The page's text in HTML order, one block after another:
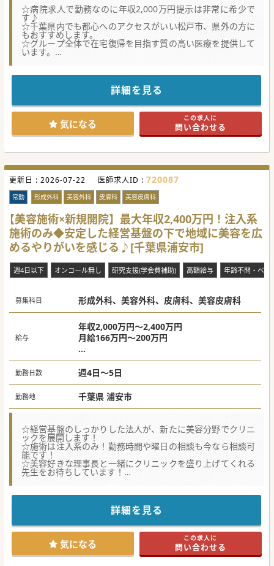
☆病院求人で勤務なのに年収2,000万円提示は非常に希少で
す♪
☆千葉県内でも都心へのアクセスがいい松戸市、県外の方に
もおすすめします。
☆グループ全体で在宅復帰を目指す質の高い医療を提供して
います。
地域の患者様から愛される有床クリニックです。
グループ内では老健施設も運営しております。
安定経営の元で、さらなる収入アップを目指しませんか。
#春入職可 #秋入職可
詳細を見る
気になる この求人に
問い合わせる
更新日 : 2026-07-22 医師求人ID : 720087
常勤 形成外科 美容外科 皮膚科 美容皮膚科
【美容施術×新規開院】最大年収2,400万円！注入系
施術のみ◆安定した経営基盤の下で地域に美容を広
めるやりがいを感じる♪[千葉県浦安市]
週4日以下 オンコール無し 研究支援(学会費補助) 高額給与 年齢不問・ベテ
募集科目 形成外科、美容外科、皮膚科、美容皮膚科
給与
年収2,000万円～2,400万円
月給166万円～200万円
☆週4日2,000万円～
☆週5日：～2,400万円
※管理医師手当込み
勤務日数 週4日～5日
勤務地 千葉県 浦安市
☆経営基盤のしっかりした法人が、新たに美容分野でクリニ
ックを展開します！
☆施術は注入系のみ！勤務時間や曜日の相談も今なら相談可
能です！
☆美容好きな理事長と一緒にクリニックを盛り上げてくれる
先生をお待ちしています！
■約30年にわたり地域医療を支えてきた信頼の厚い医療法人
が母体であり強固な経営基盤が確立されております。
■過剰な勧誘やグレーな広告表現とは一切無縁の環境である
ため、先生は目の前の患者様に100%集中できます。
■美容医療が大好きな理事長と共に新しいクリニックを盛り
上げていける活気と風通しの良さに満ちた職場です。
【業務内容】
詳細を見る
気になる この求人に
問い合わせる